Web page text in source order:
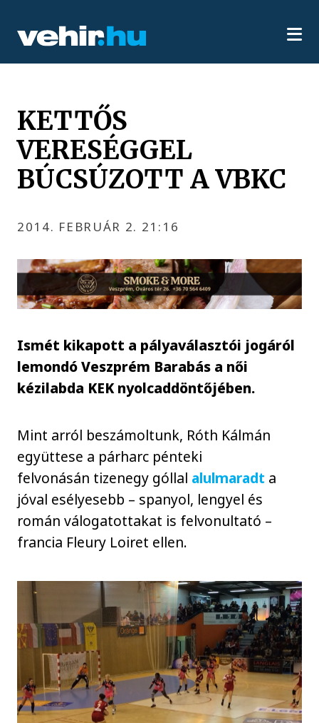
KETTŐS
VERESÉGGEL
BÚCSÚZOTT A VBKC
2014. FEBRUÁR 2. 21:16
Ismét kikapott a pályaválasztói jogáról
lemondó Veszprém Barabás a női
kézilabda KEK nyolcaddöntőjében.
Mint arról beszámoltunk, Róth Kálmán
együttese a párharc pénteki
felvonásán tizenegy góllal alulmaradt a
jóval esélyesebb – spanyol, lengyel és
román válogatottakat is felvonultató –
francia Fleury Loiret ellen.